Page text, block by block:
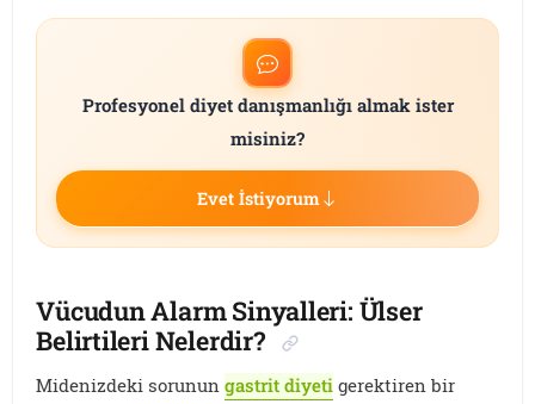
Profesyonel diyet danışmanlığı almak ister
misiniz?
Evet İstiyorum
Vücudun Alarm Sinyalleri: Ülser
Belirtileri Nelerdir?
Midenizdeki sorunungastrit diyeti gerektiren bir